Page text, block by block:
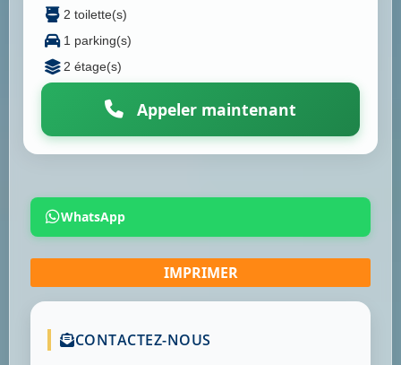
2 toilette(s)
1 parking(s)
2 étage(s)
Appeler maintenant
WhatsApp
CONTACTEZ-NOUS